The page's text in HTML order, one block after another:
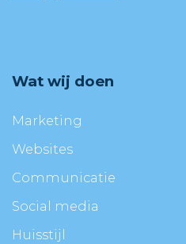
Wat wij doen
Marketing
Websites
Communicatie
Social media
Huisstijl